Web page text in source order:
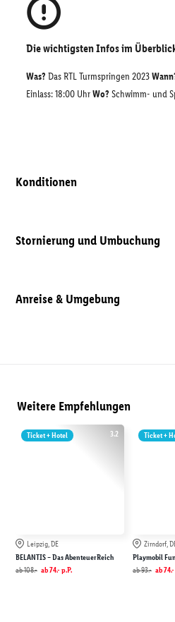
Die wichtigsten Infos im
Was? Das RTL Turmspringen 2023
Einlass: 18:00 UhrWo? Schwimm- und
Konditionen
Stornierung und Umbuchung
Anreise & Umgebung
Weitere Empfehlungen
3.2
Ticket + Hotel
Leipzig, DE
BELANTIS – Das AbenteuerReich
ab108.- ab74.- p.P.
Ticket +
Zirndorf,
Playmobil
ab93.- ab74.-